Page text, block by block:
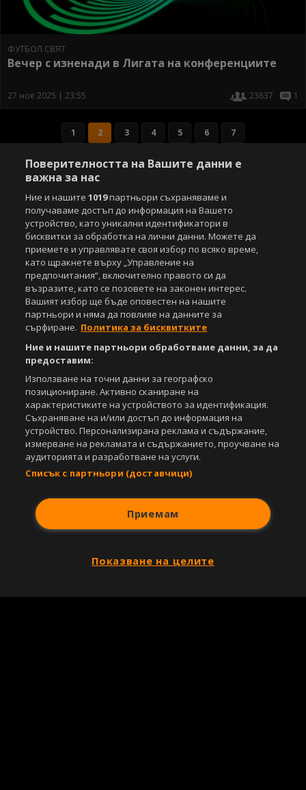
ФУТБОЛ СВЯТ
Вечер с изненади в Лигата на конференциите
27 ное 2025 | 23:55 23837 1
1 2 3 4 5 6 7
Поверителността на Вашите данни е
важна за нас
Ние и нашите1019партньори съхраняваме и
получаваме достъп до информация на Вашето
устройство, като уникални идентификатори в
бисквитки за обработка на лични данни. Можете да
приемете и управлявате своя избор по всяко време,
като щракнете върху „Управление на
предпочитания“, включително правото си да
възразите, като се позовете на законен интерес.
Вашият избор ще бъде оповестен на нашите
партньори и няма да повлияе на данните за
сърфиране. Политика за бисквитките
Ние и нашите партньори обработваме данни, за да
предоставим:
Използване на точни данни за географско
позициониране. Активно сканиране на
характеристиките на устройството за идентификация.
Съхраняване на и/или достъп до информация на
устройство. Персонализирана реклама и съдържание,
измерване на рекламата и съдържанието, проучване на
аудиторията и разработване на услуги.
Списък с партньори (доставчици)
Приемам
Показване на целите